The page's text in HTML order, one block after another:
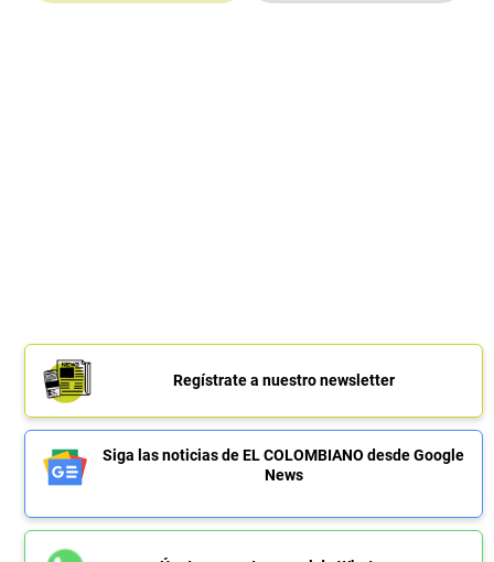
Regístrate a nuestro newsletter
Siga las noticias de EL COLOMBIANO desde Google
News